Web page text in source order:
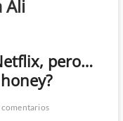
Ali
pero…